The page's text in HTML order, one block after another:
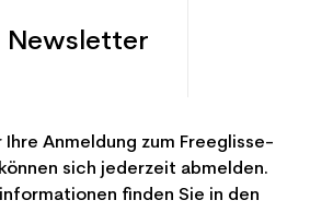
Newsletter
Anmeldung zum Freeglisse-
sich jederzeit abmelden.
finden Sie in den